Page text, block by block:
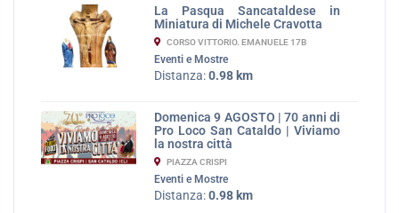
La Pasqua Sancataldese in
Miniatura di Michele Cravotta
CORSO VITTORIO. EMANUELE 17B
Eventi e Mostre
Distanza:0.98 km
Domenica 9 AGOSTO | 70 anni di
Pro Loco San Cataldo | Viviamo
la nostra città
PIAZZA CRISPI
Eventi e Mostre
Distanza:0.98 km